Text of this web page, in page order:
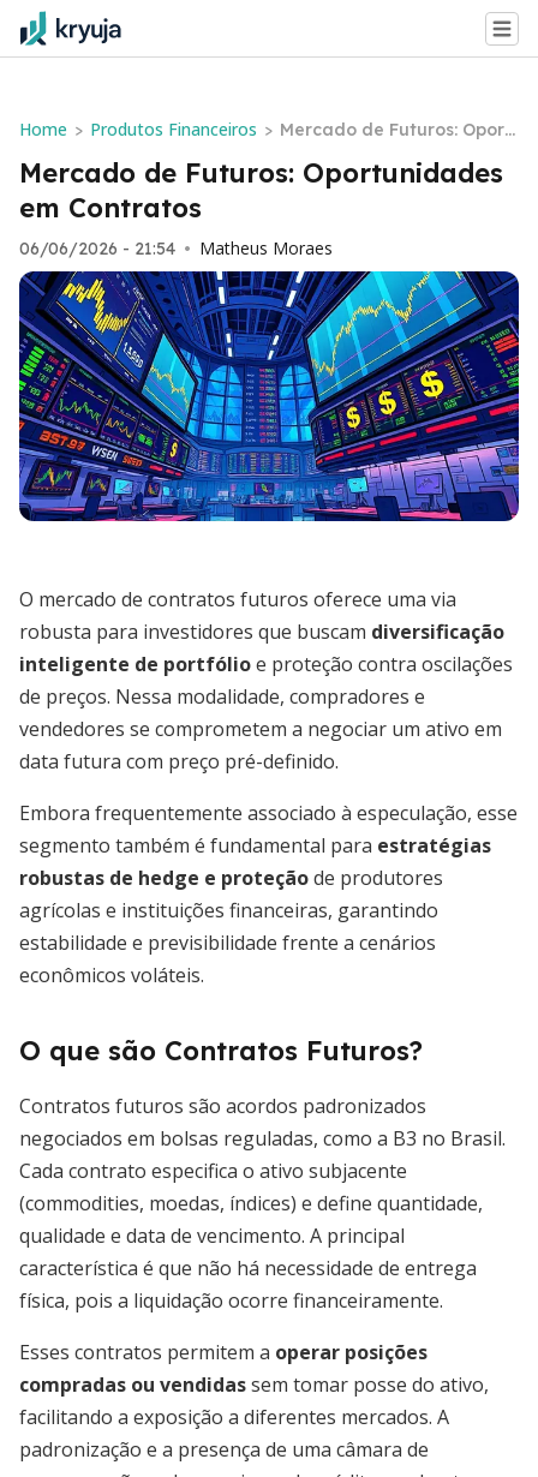
Home > Produtos Financeiros > Mercado de Futuros: Oport
unidades em Contratos
Mercado de Futuros: Oportunidades
em Contratos
06/06/2026 - 21:54 • Matheus Moraes
O mercado de contratos futuros oferece uma via
robusta para investidores que buscam diversificação
inteligente de portfólioe proteção contra oscilações
de preços. Nessa modalidade, compradores e
vendedores se comprometem a negociar um ativo em
data futura com preço pré-definido.
Embora frequentemente associado à especulação, esse
segmento também é fundamental para estratégias
robustas de hedge e proteçãode produtores
agrícolas e instituições financeiras, garantindo
estabilidade e previsibilidade frente a cenários
econômicos voláteis.
O que são Contratos Futuros?
Contratos futuros são acordos padronizados
negociados em bolsas reguladas, como a B3 no Brasil.
Cada contrato especifica o ativo subjacente
(commodities, moedas, índices) e define quantidade,
qualidade e data de vencimento. A principal
característica é que não há necessidade de entrega
física, pois a liquidação ocorre financeiramente.
Esses contratos permitem a operar posições
compradas ou vendidassem tomar posse do ativo,
facilitando a exposição a diferentes mercados. A
padronização e a presença de uma câmara de